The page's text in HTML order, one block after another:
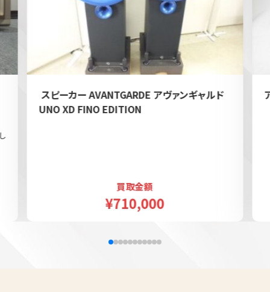
スピーカー AVANTGARDE アヴァンギャルド
UNO XD FINO EDITION
買取金額
¥710,000